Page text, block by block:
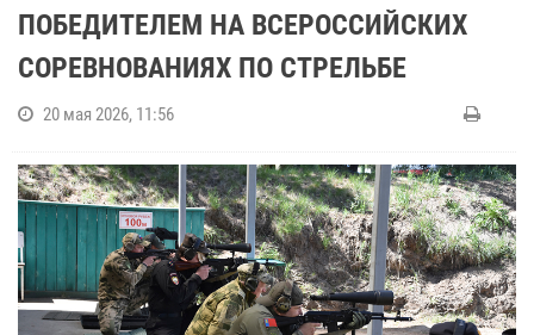
ПОБЕДИТЕЛЕМ НА ВСЕРОССИЙСКИХ
СОРЕВНОВАНИЯХ ПО СТРЕЛЬБЕ
20 мая 2026, 11:56